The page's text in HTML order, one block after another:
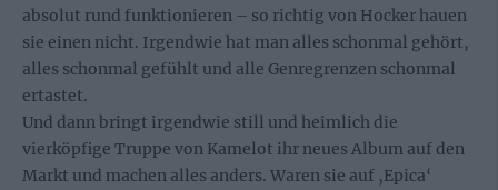
absolut rund funktionieren – so richtig von Hocker hauen
sie einen nicht. Irgendwie hat man alles schonmal gehört,
alles schonmal gefühlt und alle Genregrenzen schonmal
ertastet.
Und dann bringt irgendwie still und heimlich die
vierköpfige Truppe von Kamelot ihr neues Album auf den
Markt und machen alles anders. Waren sie auf ‚Epica‘